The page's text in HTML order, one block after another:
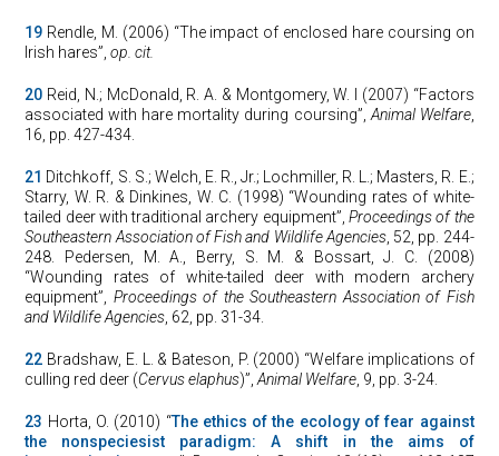
19 Rendle, M. (2006) “The impact of enclosed hare coursing on
Irish hares”,op. cit.
20 Reid, N.; McDonald, R. A. & Montgomery, W. I (2007) “Factors
associated with hare mortality during coursing”, Animal Welfare,
16, pp. 427-434.
21 Ditchkoff, S. S.; Welch, E. R., Jr.; Lochmiller, R. L.; Masters, R. E.;
Starry, W. R. & Dinkines, W. C. (1998) “Wounding rates of white-
tailed deer with traditional archery equipment”,Proceedings of the
Southeastern Association of Fish and Wildlife Agencies, 52, pp. 244-
248. Pedersen, M. A., Berry, S. M. & Bossart, J. C. (2008)
“Wounding rates of white-tailed deer with modern archery
equipment”, Proceedings of the Southeastern Association of Fish
and Wildlife Agencies , 62, pp. 31-34.
22 Bradshaw, E. L. & Bateson, P. (2000) “Welfare implications of
culling red deer (Cervus elaphus)”,Animal Welfare , 9, pp. 3-24.
23 Horta, O. (2010) “The ethics of the ecology of fear against
the nonspeciesist paradigm: A shift in the aims of